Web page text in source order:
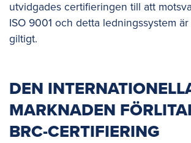
utvidgades certifieringen till att
ISO 9001 och detta ledningssystem
giltigt.
DEN
MARKNADEN
BRC-CERTIFIERING